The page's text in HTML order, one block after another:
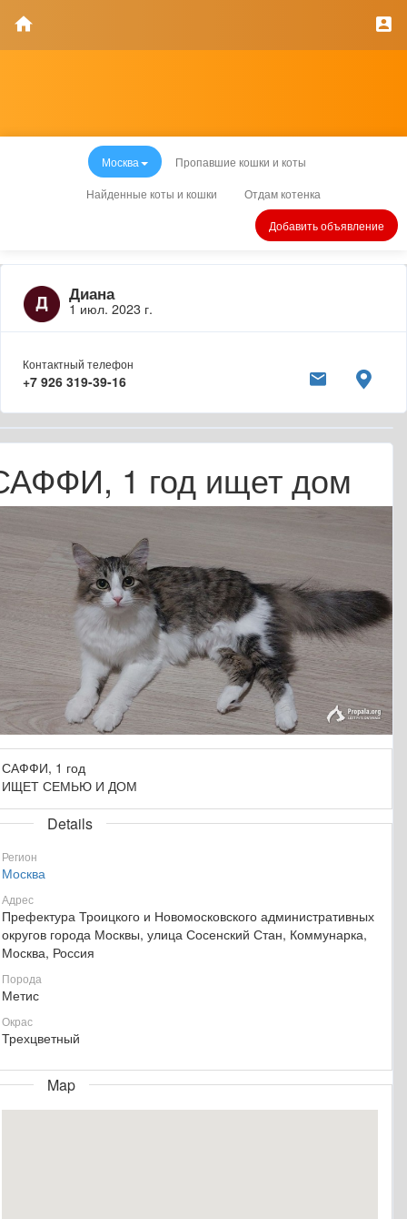
Москва Пропавшие кошки и коты
Найденные коты и кошки Отдам котенка
Добавить объявление
Диана
1 июл. 2023 г.
Контактный телефон
+7 926 319-39-16
1 год ищет дом
САФФИ, 1 год
ИЩЕТ СЕМЬЮ И ДОМ
Details
Регион
Москва
Адрес
Префектура Троицкого и Новомосковского административных
округов города Москвы, улица Сосенский Стан, Коммунарка,
Москва, Россия
Порода
Метис
Окрас
Трехцветный
Map